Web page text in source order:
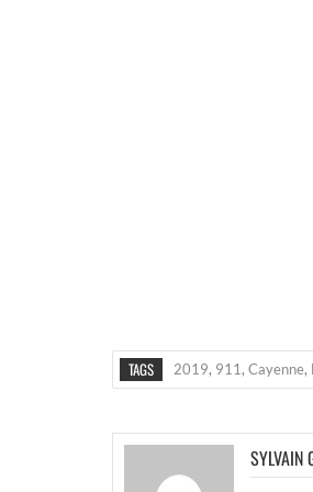
TAGS 2019, 911, Cayenne,
SYLVAIN